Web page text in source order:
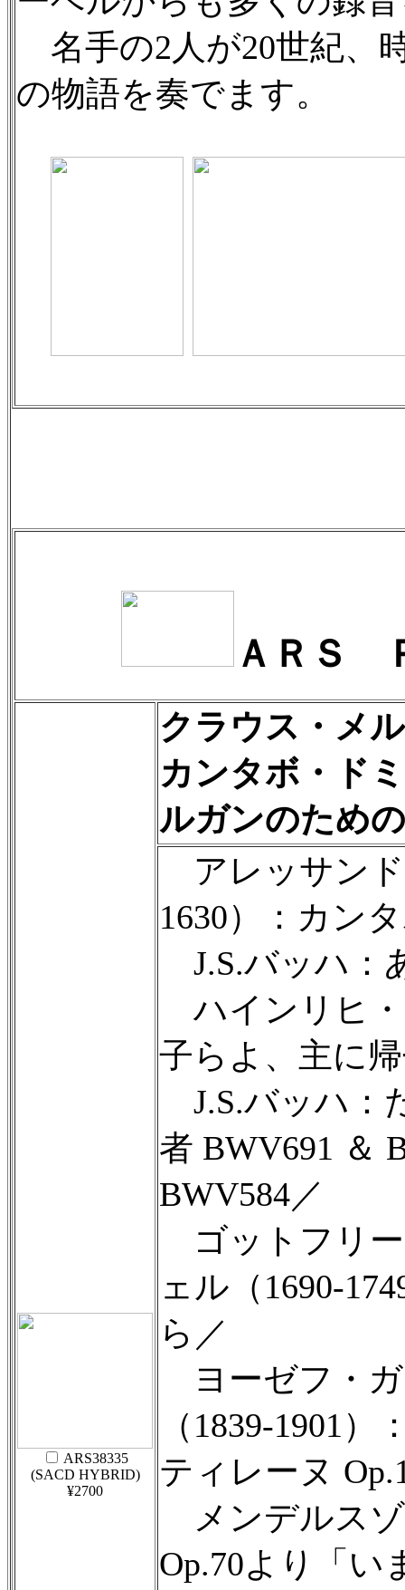
名手の2人が20世紀、
の物語を奏でます。
ＡＲＳ
ARS38335
(SACD HYBRID)
¥2700
クラウス・メ
カンタボ・ド
ルガンのため
アレッサンド
1630）：カン
J.S.バッハ：
ハインリヒ・
子らよ、主に
J.S.バッハ：
者 BWV691 ＆
BWV584／
ゴットフリ
ェル（1690-
ら／
ヨーゼフ・
（1839-1901
ティレーヌ
メンデルス
Op.70より「い